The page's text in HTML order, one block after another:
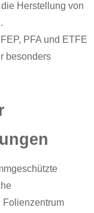
Herstellung von
PFA und ETFE
besonders
Folienzentrum